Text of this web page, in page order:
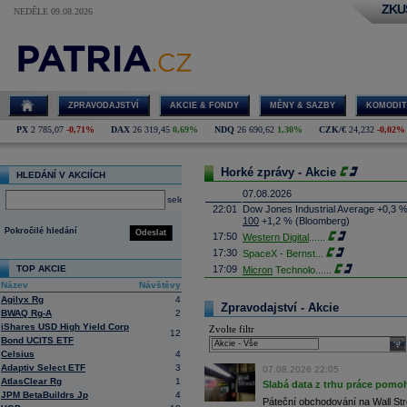
NEDĚLE 09.08.2026
ZPRAVODAJSTVÍ AKCIE & FONDY MĚNY & SAZBY
PX 2 785,07 -0,71% DAX 26 319,45 0,69% NDQ 26 690,62 1,30% CZK/€ 24,232 -0,02%
HLEDÁNÍ V AKCIÍCH
select
Odeslat
Pokročilé hledání
TOP AKCIE
Název
Návštěvy
Agilyx Rg
4
BWAQ Rg-A
2
iShares USD High Yield Corp
Bond UCITS ETF
12
Celsius
4
Adaptiv Select ETF
3
AtlasClear Rg
1
JPM BetaBuildrs Jp
4
Horké zprávy - Akcie
07.08.2026
22:01
Dow Jones Industrial Average +0,3
100 +1,2 % (Bloomberg)
17:50 Western Digital
17:30 SpaceX - Bernst
17:09 Micron Technolo
16:26
Objem obchodů s akciemi na
obchodů za poslední rok je 0,665
16:23 Zvýšení výroby balistických střel
nějakou dobu potrvá. Agentuře
Armin Papperger. Společná výroba
doplnit arzenál Spojeným státům,
(ČTK)
16:07 Conocophillips
Zpravodajství - Akcie
Zvolte filtr
07.08.2026 22:05
Slabá data z trhu práce
Páteční obchodování na Wall